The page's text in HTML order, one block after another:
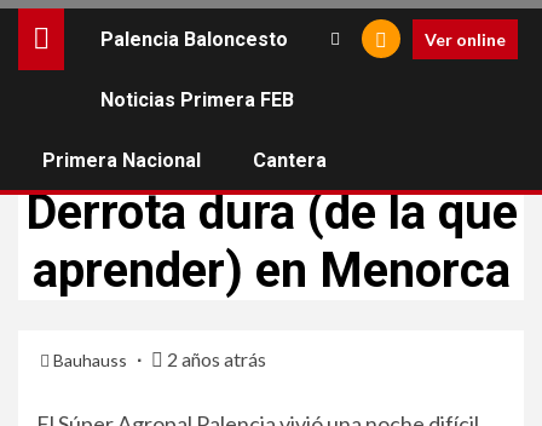
Palencia Baloncesto
Noticias Primera FEB
Primera Nacional Cantera
Ver online
PALENCIA BALONCESTO
Derrota dura (de la que
aprender) en Menorca
Bauhauss 2 años atrás